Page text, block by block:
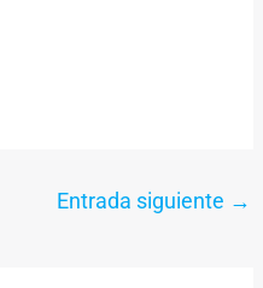
Entrada siguiente →